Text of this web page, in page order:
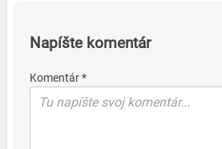
Napíšte komentár
Komentár *